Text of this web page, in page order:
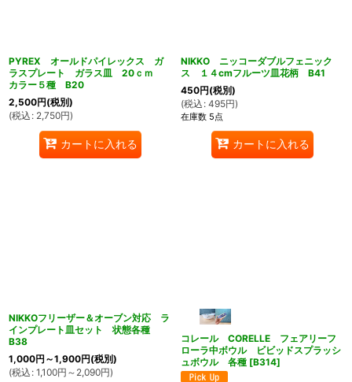
PYREX オールドパイレックス ガ
ラスプレート ガラス皿 20ｃｍ
カラー５種 B20
2,500円(税別)
(税込 : 2,750円)
カートに入れる
NIKKO ニッコーダブルフェニック
ス １４cmフルーツ皿花柄 B41
450円(税別)
(税込 : 495円)
在庫数 5点
カートに入れる
NIKKOフリーザー＆オーブン対応 ラ
インプレート皿セット 状態各種
B38
1,000円 ～1,900円(税別)
(税込 : 1,100円 ～2,090円)
コレール CORELLE フェアリーフ
ローラ中ボウル ビビッドスプラッシ
ュボウル 各種 [B314]